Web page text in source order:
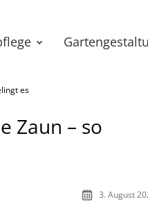
es
Zaun – so
3. August